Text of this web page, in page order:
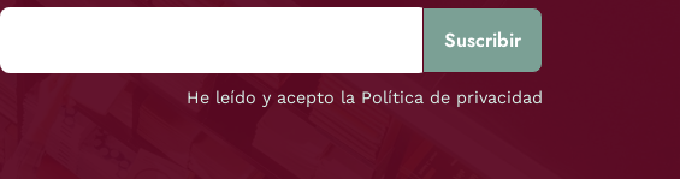
He leído y acepto la Política de privacidad